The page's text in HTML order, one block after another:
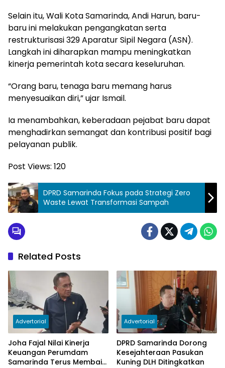
Selain itu, Wali Kota Samarinda, Andi Harun, baru-
baru ini melakukan pengangkatan serta
restrukturisasi 329 Aparatur Sipil Negara (ASN).
Langkah ini diharapkan mampu meningkatkan
kinerja pemerintah kota secara keseluruhan.
“Orang baru, tenaga baru memang harus
menyesuaikan diri,” ujar Ismail.
Ia menambahkan, keberadaan pejabat baru dapat
menghadirkan semangat dan kontribusi positif bagi
pelayanan publik.
Post Views: 120
DPRD Samarinda Fokus pada Strategi Zero
Waste Lewat Transformasi Sampah
Related Posts
Advertorial
Joha Fajal Nilai Kinerja
Keuangan Perumdam
Samarinda Terus Membaik,
Advertorial
DPRD Samarinda Dorong
Kesejahteraan Pasukan
Kuning DLH Ditingkatkan